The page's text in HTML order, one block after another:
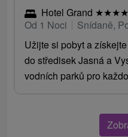
Hotel Grand ★★★★
Od 1 Noci
Snídaně,
Užijte si pobyt a
do středisek Jasná a
vodních parků pro